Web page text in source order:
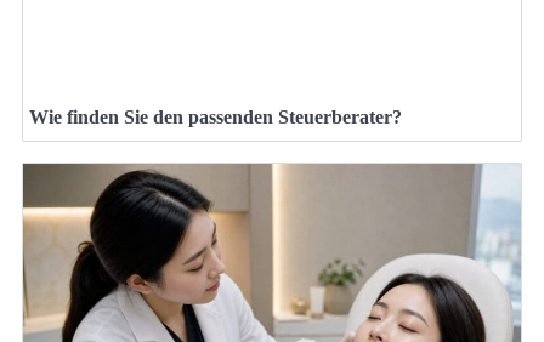
Wie finden Sie den passenden Steuerberater?